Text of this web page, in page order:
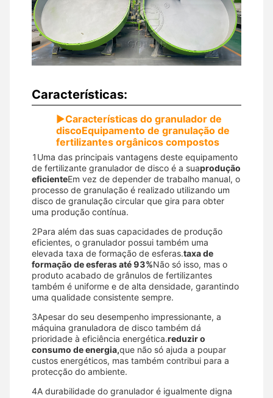
Características:
▶Características do granulador de
discoEquipamento de granulação de
fertilizantes orgânicos compostos
1Uma das principais vantagens deste equipamento
de fertilizante granulador de disco é a suaprodução
eficienteEm vez de depender de trabalho manual, o
processo de granulação é realizado utilizando um
disco de granulação circular que gira para obter
uma produção contínua.
2Para além das suas capacidades de produção
eficientes, o granulador possui também uma
elevada taxa de formação de esferas.taxa de
formação de esferas até 93%Não só isso, mas o
produto acabado de grânulos de fertilizantes
também é uniforme e de alta densidade, garantindo
uma qualidade consistente sempre.
3Apesar do seu desempenho impressionante, a
máquina granuladora de disco também dá
prioridade à eficiência energética.reduzir o
consumo de energia,que não só ajuda a poupar
custos energéticos, mas também contribui para a
protecção do ambiente.
4A durabilidade do granulador é igualmente digna